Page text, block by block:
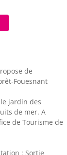
de
Fouesnant
jardin des
de mer. A
de Tourisme de
: Sortie